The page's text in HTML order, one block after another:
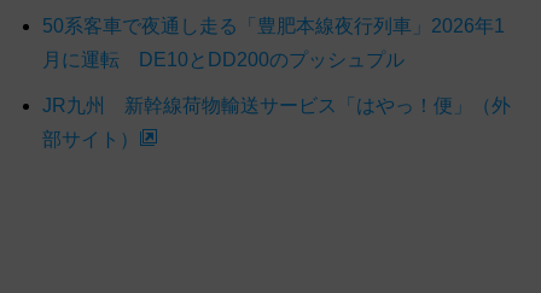
50系客車で夜通し走る「豊肥本線夜行列車」2026年1
月に運転 DE10とDD200のプッシュプル
JR九州 新幹線荷物輸送サービス「はやっ！便」（外
部サイト）